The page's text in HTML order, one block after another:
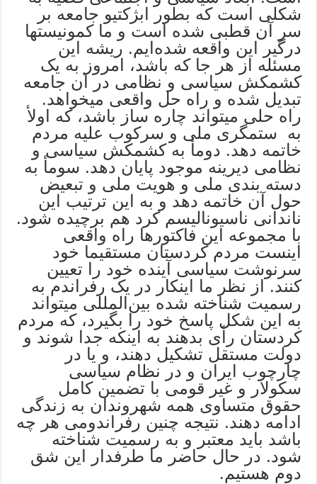
شکلى است که بطور ابژکتیو جامعه بر
سر آن قطبى شده است و ما کمونیستها
درگیر این واقعه شده‌ایم. ریشه این
مسئله از هر جا که باشد، امروز به یک
کشمکش سیاسى و نظامى در آن جامعه
تبدیل شده و راه حل واقعى میخواهد.
راه ‌حلى میتواند چاره ‌ساز باشد، که اولأ
به ستمگری ملى و سرکوب علیه مردم
خاتمه دهد. دومأ به کشمکش سیاسى و
نظامى دیرینه موجود پایان دهد. سومأ به
دسته ‌بندی ملى و هویت ملى و تبعیض
حول آن خاتمه دهد و به این ترتیب این
ناندانى ناسیونالیسم کرد هم برچیده شود.
با مجموعه این فاکتورها راه واقعى
اینست مردم کردستان مستقیما خود
سرنوشت سیاسى آینده خود را تعیین
کنند. از نظر ما اینکار در یک رفراندم به
رسمیت شناخته شده‌ بین‌المللى میتواند
به این شکل پاسخ خود را بگیرد، که مردم
کردستان رأی بدهند به اینکه جدا شوند و
دولت مستقل تشکیل دهند، و یا در
چارچوب ایران و در نظام سیاسى
سکولار و غیر قومى با تضمین کامل
حقوق متساوی همه شهروندان به زندگى
ادامه دهند. نتیجه چنین رفراندومى هر چه
باشد باید معتبر و به رسمیت شناخته
شود. در حال حاضر ما طرفدار این شق
دوم هستیم.